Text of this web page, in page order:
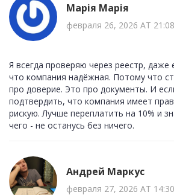
Марія Марія
февраля 26, 2026 AT 21:08
Я всегда проверяю через реестр, даже
что компания надёжная. Потому что
про доверие. Это про документы. И
подтвердить, что компания имеет
рискую. Лучше переплатить на 10% и
чего - не останусь без ничего.
Андрей Маркус
февраля 27, 2026 AT 14:30